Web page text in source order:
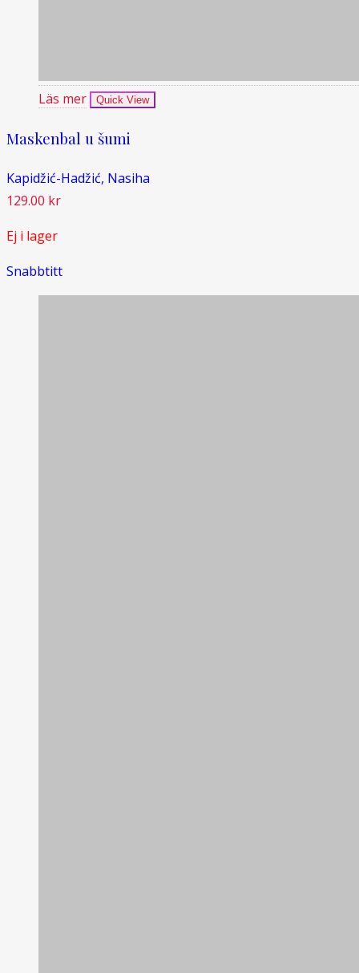
Läs mer Quick View
Maskenbal u šumi
Kapidžić-Hadžić, Nasiha
129.00 kr
Ej i lager
Snabbtitt